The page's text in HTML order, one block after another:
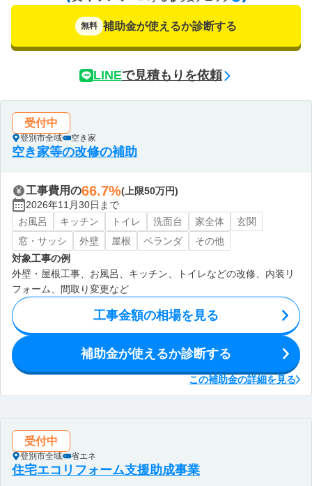
無料 補助金が使えるか診断する
LINEで見積もりを依頼
受付中
登別市全域 空き家
空き家等の改修の補助
工事費用の66.7%(上限50万円)
2026年11月30日まで
お風呂
キッチン トイレ 洗面台 家全体
玄関
窓・サッシ
外壁 屋根 ベランダ
その他
対象工事の例
外壁・屋根工事、お風呂、キッチン、トイレなどの改修、内装リ
フォーム、間取り変更など
工事金額の相場を見る
補助金が使えるか診断する
この補助金の詳細を見る
受付中
登別市全域 省エネ
住宅エコリフォーム支援助成事業